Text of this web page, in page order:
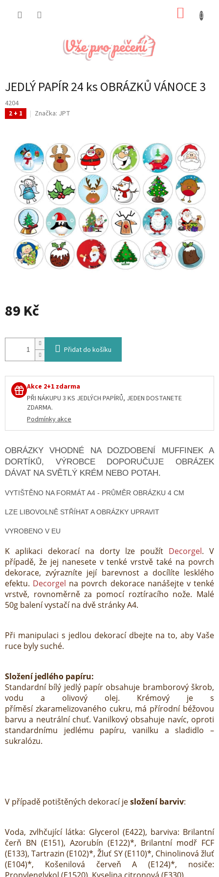
JEDLÝ PAPÍR 24 ks OBRÁZKŮ VÁNOCE 3
4204
2 + 1 Značka: JPT
89 Kč
cena:
Přidat do košíku
Akce 2+1 zdarma
PŘI NÁKUPU 3 KS JEDLÝCH PAPÍRŮ, JEDEN DOSTANETE
ZDARMA.
Podmínky akce
OBRÁZKY VHODNÉ NA DOZDOBENÍ MUFFINEK A
DORTÍKŮ, VÝROBCE DOPORUČUJE OBRÁZEK
DÁVAT NA SVĚTLÝ KRÉM NEBO POTAH.
VYTIŠTĚNO NA FORMÁT A4 - PRŮMĚR OBRÁZKU 4 CM
LZE LIBOVOLNĚ STŘÍHAT A OBRÁZKY UPRAVIT
VYROBENO V EU
K aplikaci dekorací na dorty lze použít Decorgel. V
případě, že jej nanesete v tenké vrstvě také na povrch
dekorace, zvýrazníte její barevnost a docílíte lesklého
efektu. Decorgel na povrch dekorace nanášejte v tenké
vrstvě, rovnoměrně za pomocí roztíracího nože. Malé
50g balení vystačí na dvě stránky A4.
Při manipulaci s jedlou dekorací dbejte na to, aby Vaše
ruce byly suché.
Složení jedlého papíru:
Standardní bílý jedlý papír obsahuje bramborový škrob,
vodu a olivový olej. Krémový je s
příměsí zkaramelizovaného cukru, má přírodní béžovou
barvu a neutrální chuť. Vanilkový obsahuje navíc, oproti
standardnímu jedlému papíru, vanilku a sladidlo –
sukralózu.
V případě potištěných dekorací jesložení barviv:
Voda, zvlhčující látka: Glycerol (E422), barviva: Brilantní
čerň BN (E151), Azorubín (E122)*, Brilantní modř FCF
(E133), Tartrazin (E102)*, Žluť SY (E110)*, Chinolinová žluť
(E104)*, Košenilová červeň A (E124)*, nosiče: